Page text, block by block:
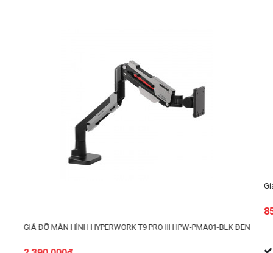
HÌNH HYPERWORK T9 PRO III HPW-PMA01-BLK ĐEN
Giá treo màn hình